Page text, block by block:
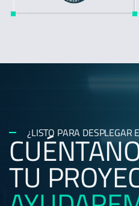
¿LISTO PARA DESPLEGAR
TU